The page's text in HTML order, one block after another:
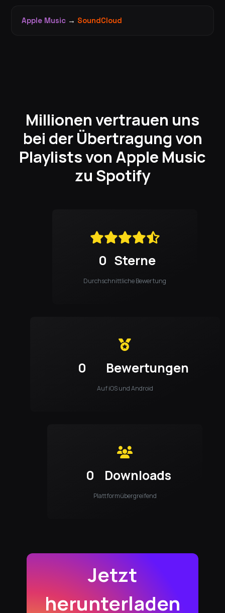
Apple Music → SoundCloud
Millionen vertrauen uns
bei der Übertragung von
Playlists von Apple Music
zu Spotify
0 Sterne
Durchschnittliche Bewertung
0 Bewertungen
Auf iOS und Android
0 Downloads
Plattformübergreifend
Jetzt
herunterladen